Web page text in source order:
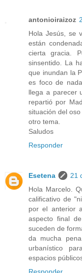
antonioiraizoz
Hola Jesús, se
están
cierta gracia.
sinsentido. La
que inundan la
es foco de
llega a parecer
repartió por
situación del
otro tema.
Saludos
Responder
Esetena
21
Hola Marcelo.
calificativo de
por el anterior
aspecto final
suceden de
da mucha
urbanístico
espacios